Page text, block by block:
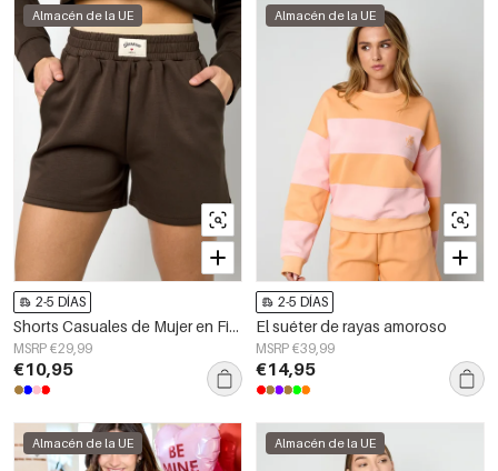
Almacén de la UE
2-5 DÍAS
Shorts Casuales de Mujer en Fibra de Poliéster Tejida Sporty Color Sólido
MSRP €29,99
€10,95
Almacén de la UE
2-5 DÍAS
El suéter de rayas amoroso
MSRP €39,99
€14,95
Almacén de la UE Almacén de la UE